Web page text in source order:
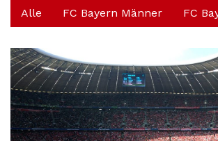
Alle FC Bayern Männer FC